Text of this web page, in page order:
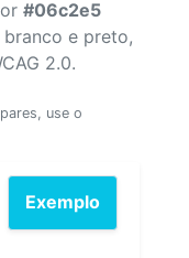
#06c2e5
e preto,
2.0.
use o
Exemplo